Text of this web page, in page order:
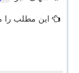
این مطلب را